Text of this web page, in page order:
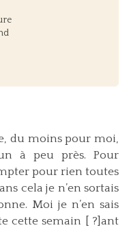
du moins pour moi,
à peu près. Pour
pour rien toutes
cela je n’en sortais
Moi je n’en sais
cette semain [ ?]ant